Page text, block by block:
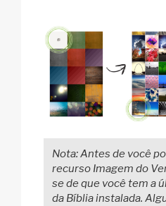
Nota: Antes de você
recurso Imagem do
se de que você tem a
da Bíblia instalada.